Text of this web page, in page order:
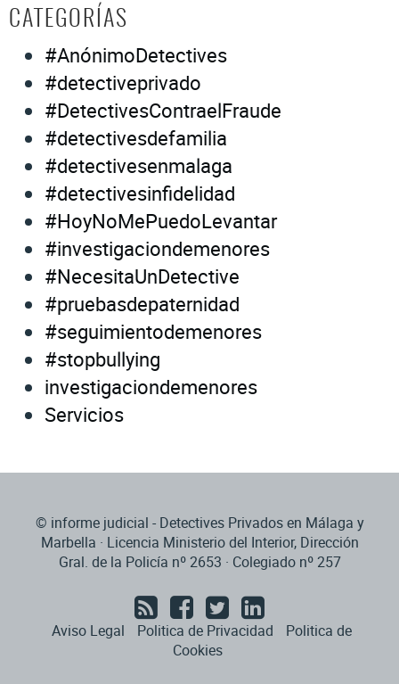
CATEGORÍAS
#AnónimoDetectives
#detectiveprivado
#DetectivesContraelFraude
#detectivesdefamilia
#detectivesenmalaga
#detectivesinfidelidad
#HoyNoMePuedoLevantar
#investigaciondemenores
#NecesitaUnDetective
#pruebasdepaternidad
#seguimientodemenores
#stopbullying
investigaciondemenores
Servicios
© informe judicial - Detectives Privados en Málaga y
Marbella · Licencia Ministerio del Interior, Dirección
Gral. de la Policía nº 2653 · Colegiado nº 257
Aviso Legal Politica de Privacidad
Politica de
Cookies